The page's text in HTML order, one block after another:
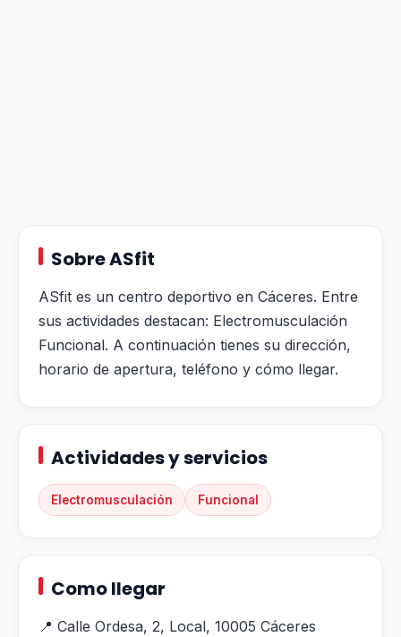
Sobre ASfit
ASfit es un centro deportivo en Cáceres. Entre
sus actividades destacan: Electromusculación
Funcional. A continuación tienes su dirección,
horario de apertura, teléfono y cómo llegar.
Actividades y servicios
Electromusculación Funcional
Como llegar
📍 Calle Ordesa, 2, Local, 10005 Cáceres